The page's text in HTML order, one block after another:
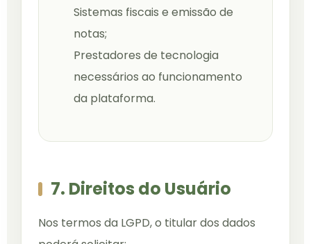
Sistemas fiscais e emissão de
notas;
Prestadores de tecnologia
necessários ao funcionamento
da plataforma.
7. Direitos do Usuário
Nos termos da LGPD, o titular dos dados